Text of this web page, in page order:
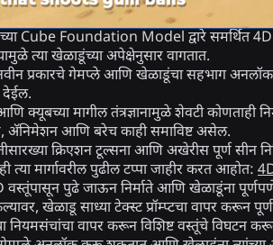
Cube Foundation Model द्वारे समर्थित
त्या खेळाडूंच्या अपेक्षेनुसार वागतात.
प्रकारचे गेमप्ले आणि खेळाडूंचा सहभाग अनलॉक
क्यूबच्या मागील तंत्रज्ञानामुळे शेवटी कोणताही
अ‍ॅनिमेशन आणि बरेच काही समाविष्ट असेल.
क्रिएशन टूल्सना आणि अखेरीस पूर्ण सीन
मार्गावरील पुढील टप्पा जाहीर करत आहोत:
पुढे जाऊन निर्माते आणि खेळाडूंना पूर्णपणे
खेळाडू साध्या टेक्स्ट प्रॉम्प्टचा वापर करून
नियमसंचांचा वापर करून विशिष्ट वस्तूंचे